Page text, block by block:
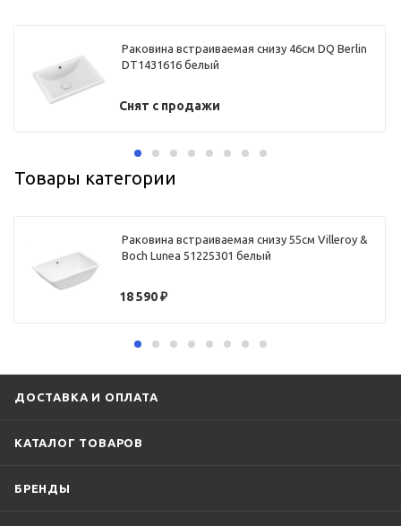
Раковина встраиваемая снизу 46см DQ Berlin
DT1431616 белый
Снят с продажи
Товары категории
Раковина встраиваемая снизу 55см Villeroy &
Boch Lunea 51225301 белый
18 590₽
ДОСТАВКА И ОПЛАТА
КАТАЛОГ ТОВАРОВ
БРЕНДЫ